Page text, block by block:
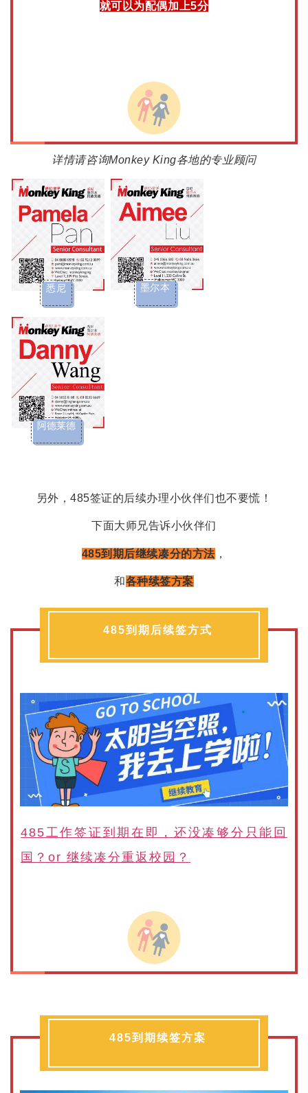
就可以为配偶加上5分
详情请咨询Monkey King各地的专业顾问
悉尼 墨尔本
阿德莱德
另外，485签证的后续办理小伙伴们也不要慌！
下面大师兄告诉小伙伴们
485到期后继续凑分的方法，
和各种续签方案
485到期后续签方式
485工作签证到期在即，还没凑够分只能回
国？or 继续凑分重返校园？
485到期续签方案